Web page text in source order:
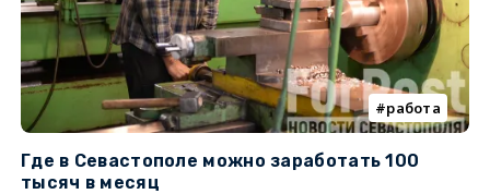
работа
Где в Севастополе можно заработать 100
тысяч в месяц